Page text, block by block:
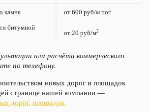
камня от 600 руб/м.пог.
битумной
от 20 руб/м2
или расчёта коммерческого
по телефону.
новых дорог и площадок
странице нашей компании —
дорог, площадок